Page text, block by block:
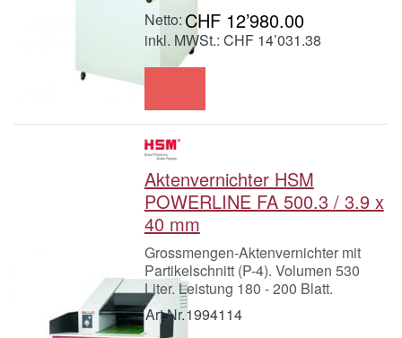
CHF 12’980.00
inkl. MWSt.: CHF 14’031.38
Aktenvernichter HSM
POWERLINE FA 500.3 / 3.9 x
40 mm
Grossmengen-Aktenvernichter mit
Partikelschnitt (P-4). Volumen 530
Liter. Leistung 180 - 200 Blatt.
Art.Nr.1994114